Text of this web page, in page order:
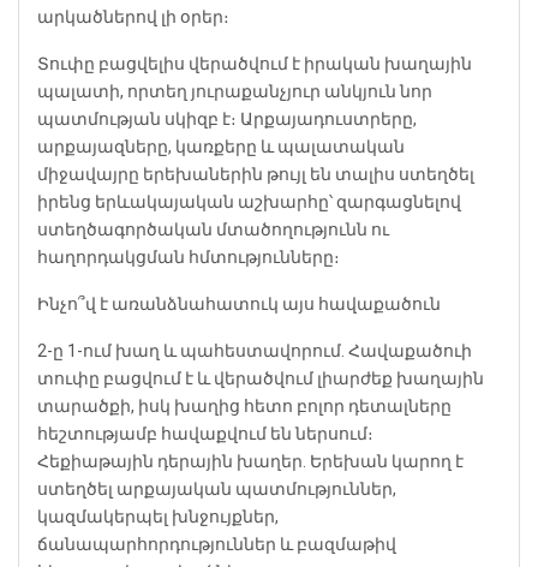
արկածներով լի օրեր։
Տուփը բացվելիս վերածվում է իրական խաղային
պալատի, որտեղ յուրաքանչյուր անկյուն նոր
պատմության սկիզբ է։ Արքայադուստրերը,
արքայազները, կառքերը և պալատական
միջավայրը երեխաներին թույլ են տալիս ստեղծել
իրենց երևակայական աշխարհը՝ զարգացնելով
ստեղծագործական մտածողությունն ու
հաղորդակցման հմտությունները։
Ինչո՞վ է առանձնահատուկ այս հավաքածուն
2-ը 1-ում խաղ և պահեստավորում. Հավաքածուի
տուփը բացվում է և վերածվում լիարժեք խաղային
տարածքի, իսկ խաղից հետո բոլոր դետալները
հեշտությամբ հավաքվում են ներսում։
Հեքիաթային դերային խաղեր. Երեխան կարող է
ստեղծել արքայական պատմություններ,
կազմակերպել խնջույքներ,
ճանապարհորդություններ և բազմաթիվ